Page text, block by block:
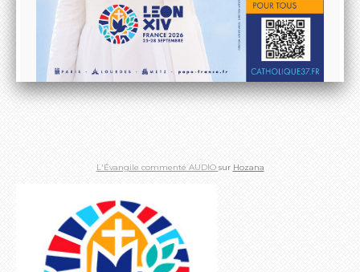
L'Évangile commenté AUDIO sur Hozana